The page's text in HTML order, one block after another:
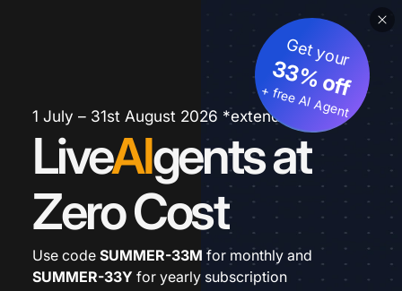
1 July – 31st August 2026 *extended
LiveAIgents at
Zero Cost
Get your
33% off
+ free AI Agent
Use code SUMMER-33M for monthly and
SUMMER-33Y for yearly subscription